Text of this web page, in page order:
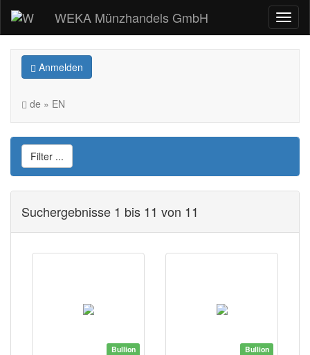
WEKA Münzhandels GmbH
Anmelden
de » EN
Filter ...
Suchergebnisse 1 bis 11 von 11
Bullion Bullion